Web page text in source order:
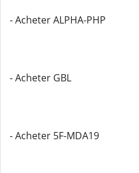
- Acheter ALPHA-PHP
- Acheter GBL
- Acheter 5F-MDA19